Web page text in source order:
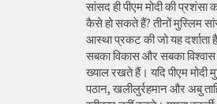
सांसद ही पीएम मोदी की प्रशंसा
कैसे हो सकते हैं? तीनों मुस्लिम
आस्था प्रकट की जो यह दर्शाता
सबका विकास और सबका
ख्याल रखते हैं। यदि पीएम मोदी
पठान, खलीलुर्रहमान और अबु